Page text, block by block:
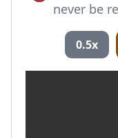
never be
0.5x